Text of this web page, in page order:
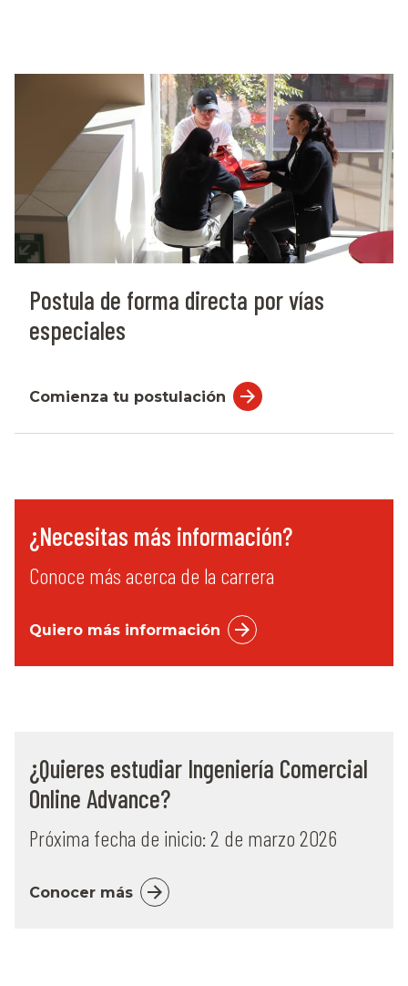
Postula de forma directa por vías
especiales
Comienza tu postulación
¿Necesitas más información?
Conoce más acerca de la carrera
Quiero más información
¿Quieres estudiar Ingeniería Comercial
Online Advance?
Próxima fecha de inicio: 2 de marzo 2026
Conocer más